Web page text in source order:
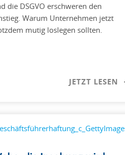
die DSGVO erschweren den
Warum Unternehmen jetzt
mutig loslegen sollten.
JETZT LESEN